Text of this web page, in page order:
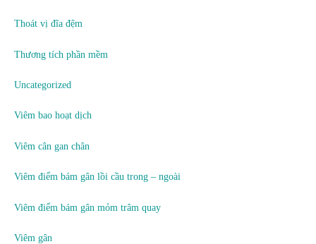
Thoát vị đĩa đệm
Thương tích phần mềm
Uncategorized
Viêm bao hoạt dịch
Viêm cân gan chân
Viêm điểm bám gân lồi cầu trong – ngoài
Viêm điểm bám gân mỏm trâm quay
Viêm gân